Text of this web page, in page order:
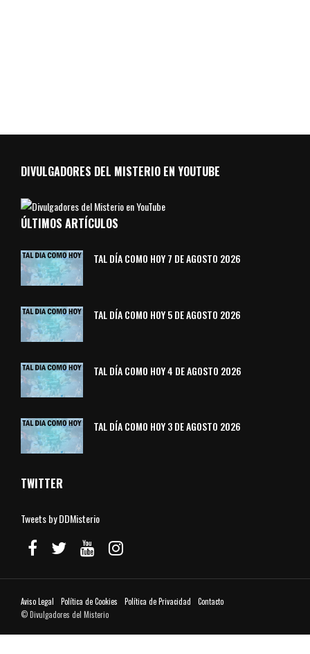
DIVULGADORES DEL MISTERIO EN YOUTUBE
ÚLTIMOS ARTÍCULOS
TAL DÍA COMO HOY 7 DE AGOSTO 2026
TAL DÍA COMO HOY 5 DE AGOSTO 2026
TAL DÍA COMO HOY 4 DE AGOSTO 2026
TAL DÍA COMO HOY 3 DE AGOSTO 2026
TWITTER
Tweets by DDMisterio
Aviso Legal Política de Cookies Política de Privacidad
Contacto
© Divulgadores del Misterio